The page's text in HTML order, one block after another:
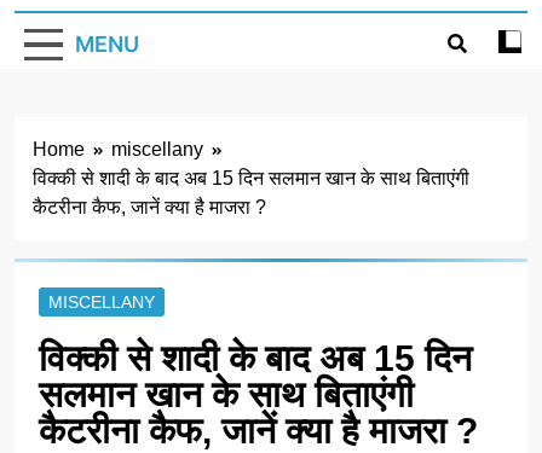
MENU
Home
miscellany
विक्की से शादी के बाद अब 15 दिन सलमान खान के साथ बिताएंगी
कैटरीना कैफ, जानें क्या है माजरा ?
MISCELLANY
विक्की से शादी के बाद अब 15 दिन
सलमान खान के साथ बिताएंगी
कैटरीना कैफ, जानें क्या है माजरा ?